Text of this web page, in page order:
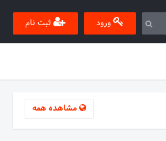
ورود ثبت نام
مشاهده همه